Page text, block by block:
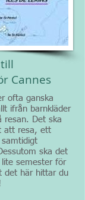
Cannes
ofta ganska
ifrån barnkläder
resan. Det ska
att resa, ett
ska det
lite semester för
det här hittar du